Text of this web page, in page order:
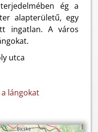
ég a
alapterületű, egy
ingatlan. A város
utca
lángokat